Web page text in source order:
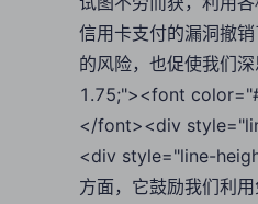
信用卡支付的漏洞撤
的风险，也促使我们
1.75;"><font
</font><div
<div style="line-
方面，它鼓励我们利